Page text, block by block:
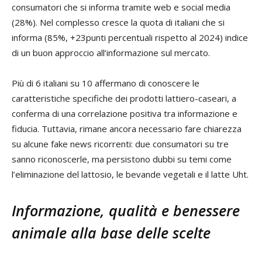
consumatori che si informa tramite web e social media
(28%). Nel complesso cresce la quota di italiani che si
informa (85%, +23punti percentuali rispetto al 2024) indice
di un buon approccio all’informazione sul mercato.
Più di 6 italiani su 10 affermano di conoscere le
caratteristiche specifiche dei prodotti lattiero-caseari, a
conferma di una correlazione positiva tra informazione e
fiducia. Tuttavia, rimane ancora necessario fare chiarezza
su alcune fake news ricorrenti: due consumatori su tre
sanno riconoscerle, ma persistono dubbi su temi come
l’eliminazione del lattosio, le bevande vegetali e il latte Uht.
Informazione, qualità e benessere
animale alla base delle scelte